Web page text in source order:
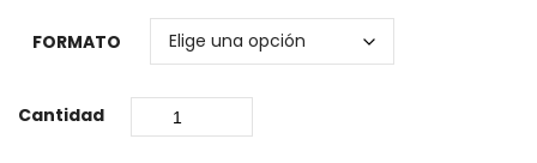
hasta
€230.00
FORMATO
Cantidad